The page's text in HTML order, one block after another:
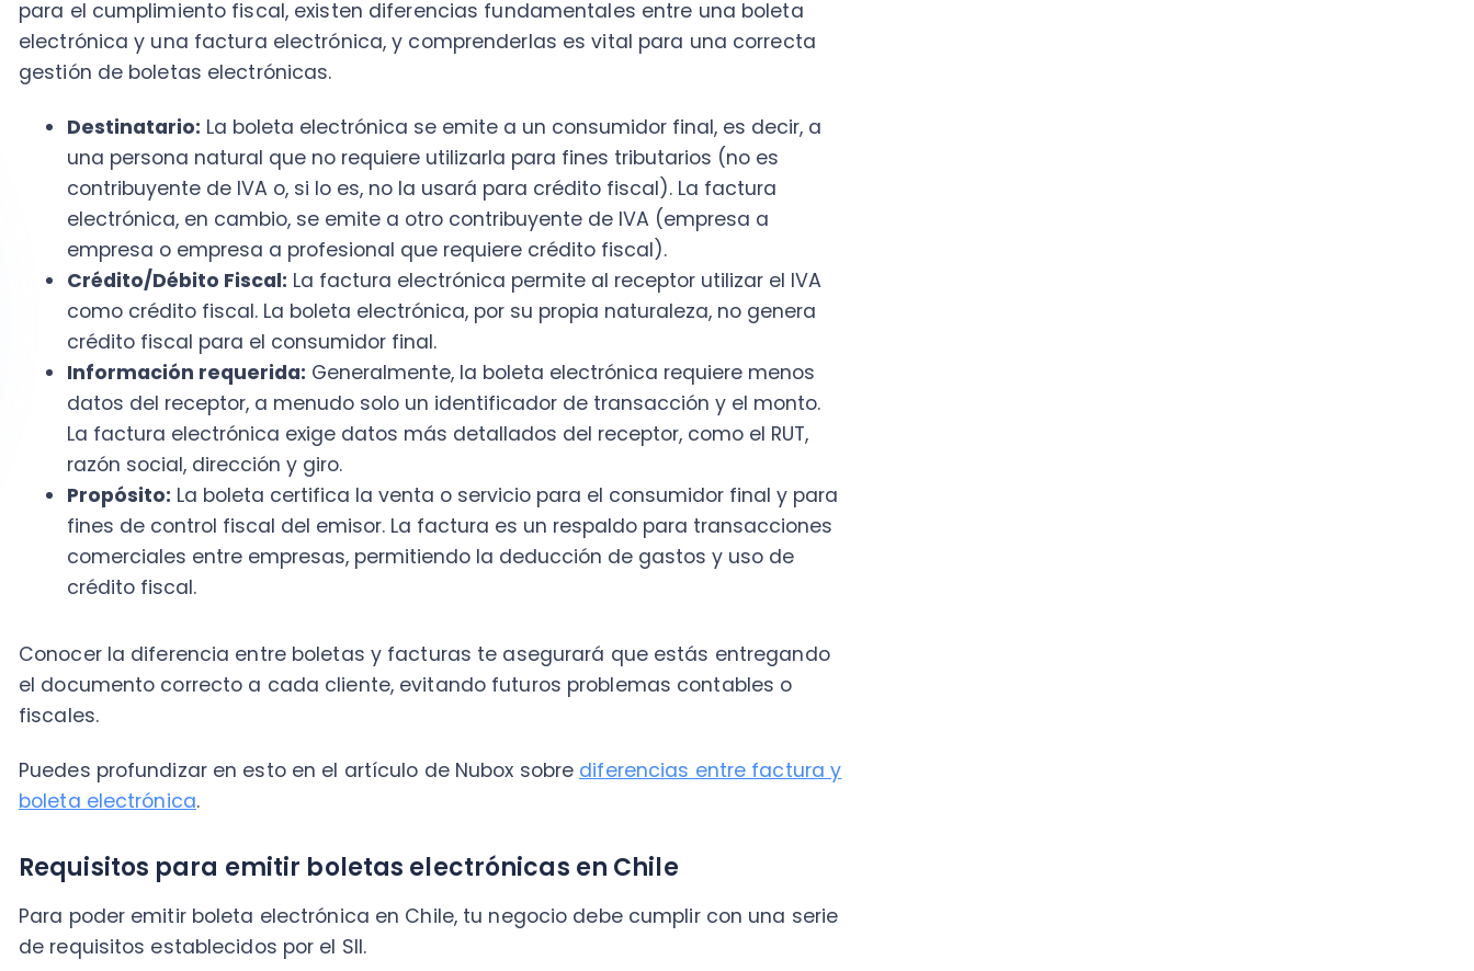
como crédito fiscal. La boleta electrónica, por su propia naturaleza, no genera
crédito fiscal para el consumidor final.
Información requerida:Generalmente, la boleta electrónica requiere menos
La factura electrónica exige datos más detallados del receptor, como el RUT,
razón social, dirección y giro.
Propósito:La boleta certifica la venta o servicio para el consumidor final y para
fines de control fiscal del emisor. La factura es un respaldo para transacciones
comerciales entre empresas, permitiendo la deducción de gastos y uso de
crédito fiscal.
Conocer la diferencia entre boletas y facturas te asegurará que estás entregando
el documento correcto a cada cliente, evitando futuros problemas contables o
fiscales.
Puedes profundizar en esto en el artículo de Nubox sobrediferencias entre factura y
boleta electrónica.
Requisitos para emitir boletas electrónicas en Chile
Para poder emitir boleta electrónica en Chile, tu negocio debe cumplir con una serie
de requisitos establecidos por el SII.
Aquí te detallamos los puntos clave:
Inicio de actividades en Primera Categoría:Debes tener un inicio de
actividades formalizado ante el SII bajo la Primera Categoría. Puedes revisar
Tener el RUT verificado:Tu Rol Único Tributario (RUT) debe estar activo y sin
observaciones ante el SII.
actúa como tu "firma electrónica" y garantiza la autenticidad e integridad de
los documentos tributarios digitales que emitas. Puedes adquirirlo a través de
diversas empresas certificadoras autorizadas por el SII.
Sistema de emisión:Debes elegir un sistema para la emisión de tus boletas.